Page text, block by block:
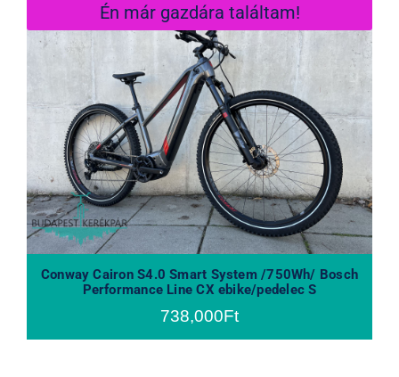
Én már gazdára találtam!
Conway Cairon S4.0 Smart System
/750Wh/ Bosch Performance Line
CX ebike/pedelec S
Conway Cairon S4.0 Smart System /750Wh/ Bosch
Performance Line CX ebike/pedelec S
738,000Ft